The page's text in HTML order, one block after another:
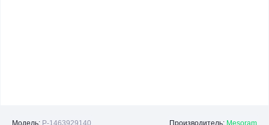
Модель: P-1463929140 Производитель: Mesoram